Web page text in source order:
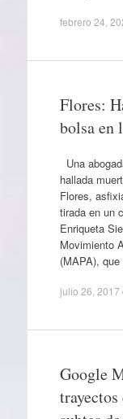
febrero 24,
Flores:
bolsa en
Una
hallada
Flores,
tirada en un
Enriqueta
Movimiento
(MAPA),
julio 26, 2017
Google